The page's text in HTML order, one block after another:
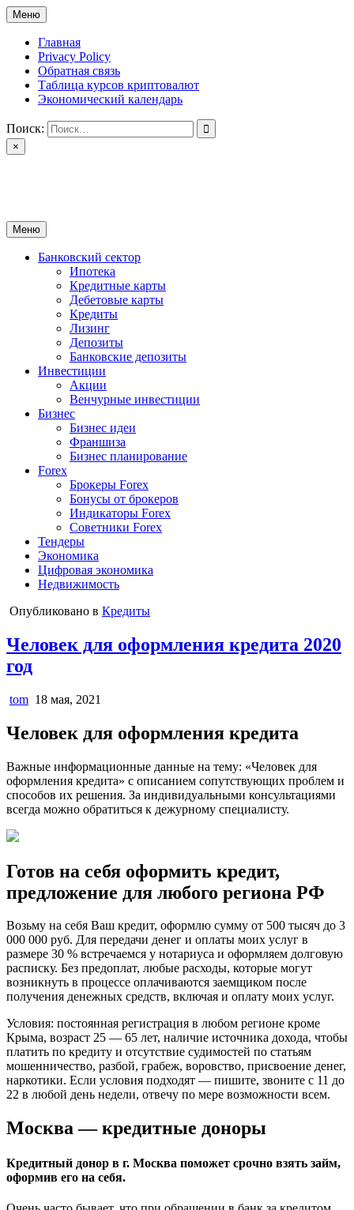
Перейти
к
содержимому
Меню
Главная
Privacy Policy
Обратная связь
Таблица курсов криптовалют
Экономический календарь
Поиск:
×
Меню
Банковский сектор
Ипотека
Кредитные карты
Дебетовые карты
Кредиты
Лизинг
Депозиты
Банковские депозиты
Инвестиции
Акции
Венчурные инвестиции
Бизнес
Бизнес идеи
Франшиза
Бизнес планирование
Forex
Брокеры Forex
Бонусы от брокеров
Индикаторы Forex
Советники Forex
Тендеры
Экономика
Цифровая экономика
Недвижимость
Опубликовано в Кредиты
Человек для оформления кредита 2020
год
tom 18 мая, 2021
Человек для оформления кредита
Важные информационные данные на тему: «Человек для
оформления кредита» с описанием сопутствующих проблем и
способов их решения. За индивидуальными консультациями
всегда можно обратиться к дежурному специалисту.
Готов на себя оформить кредит,
предложение для любого региона РФ
Возьму на себя Ваш кредит, оформлю сумму от 500 тысяч до 3
000 000 руб. Для передачи денег и оплаты моих услуг в
размере 30 % встречаемся у нотариуса и оформляем долговую
расписку. Без предоплат, любые расходы, которые могут
возникнуть в процессе оплачиваются заемщиком после
получения денежных средств, включая и оплату моих услуг.
Условия: постоянная регистрация в любом регионе кроме
Крыма, возраст 25 — 65 лет, наличие источника дохода, чтобы
платить по кредиту и отсутствие судимостей по статьям
мошенничество, разбой, грабеж, воровство, присвоение денег,
наркотики. Если условия подходят — пишите, звоните с 11 до
22 в любой день недели, отвечу по мере возможности всем.
Москва — кредитные доноры
Кредитный донор в г. Москва поможет срочно взять займ,
оформив его на себя.